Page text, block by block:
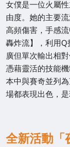
女僕是一位火屬
由度。她的主要
高頻傷害，手感
轟炸流】，利用
廣但單次輸出相
憑藉靈活的技能
本中與賽奇並列
場都表現出色，是
全新活動「